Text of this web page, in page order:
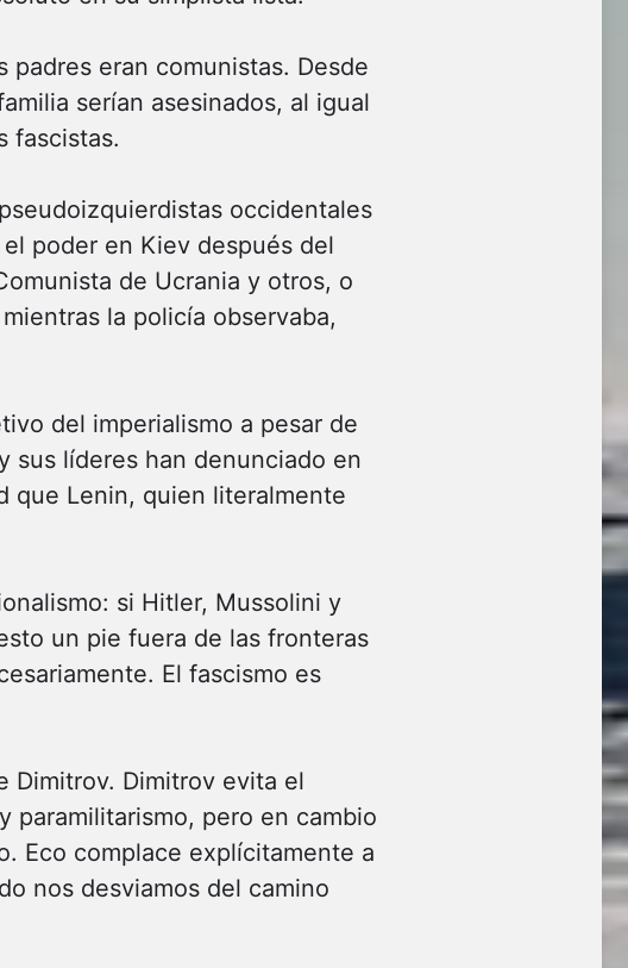
padres eran comunistas. Desde
serían asesinados, al igual
fascistas.
occidentales
poder en Kiev después del
de Ucrania y otros, o
la policía observaba,
del imperialismo a pesar de
sus líderes han denunciado en
que Lenin, quien literalmente
si Hitler, Mussolini y
un pie fuera de las fronteras
El fascismo es
Dimitrov. Dimitrov evita el
paramilitarismo, pero en cambio
Eco complace explícitamente a
nos desviamos del camino